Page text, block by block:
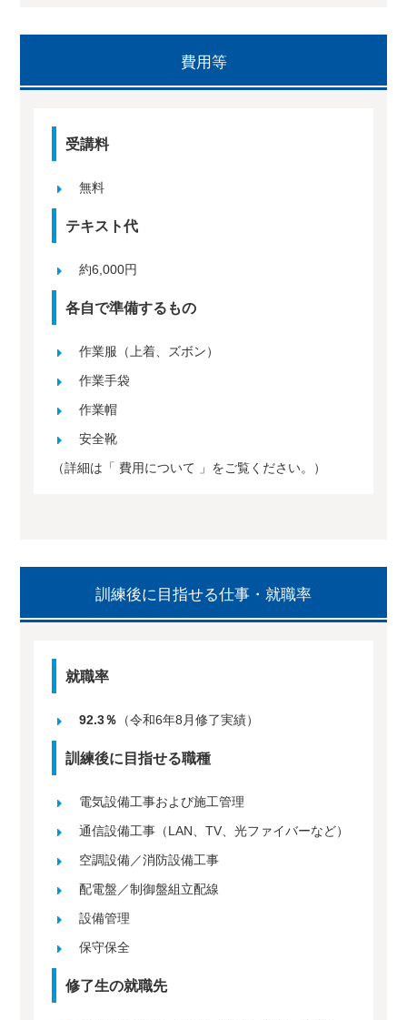
費用等
受講料
無料
テキスト代
約6,000円
各自で準備するもの
作業服（上着、ズボン）
作業手袋
作業帽
安全靴
（詳細は「 費用について 」をご覧ください。）
訓練後に目指せる仕事・就職率
就職率
92.3％ （令和6年8月修了実績）
訓練後に目指せる職種
電気設備工事および施工管理
通信設備工事（LAN、TV、光ファイバーなど）
空調設備／消防設備工事
配電盤／制御盤組立配線
設備管理
保守保全
修了生の就職先